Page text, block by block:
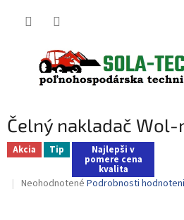
Čelný nakladač Wol-
Akcia Tip Najlepši v
pomere cena
kvalita
Priemerné
Neohodnotené Podrobnosti